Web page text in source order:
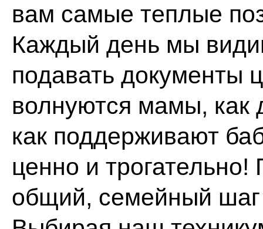
вам самые теплые
Каждый день мы
подавать документы
волнуются мамы,
как поддерживают
ценно и
общий, семейный